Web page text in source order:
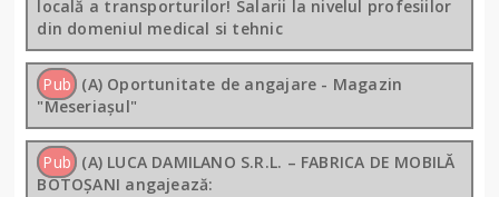
locală a transporturilor! Salarii la nivelul profesiilor
din domeniul medical si tehnic
Pub (A) Oportunitate de angajare - Magazin
"Meseriașul"
Pub (A) LUCA DAMILANO S.R.L. – FABRICA DE MOBILĂ
BOTOȘANI angajează: